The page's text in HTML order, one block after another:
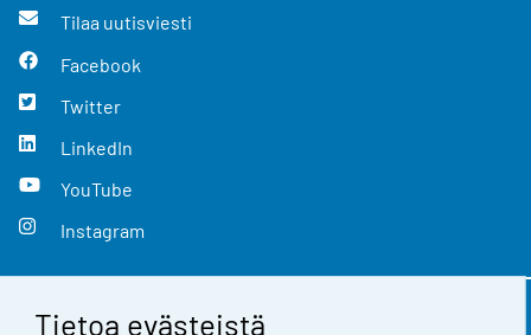
Tietoa evästeistä
Tilaa uutisviesti
Facebook
Twitter
LinkedIn
YouTube
Instagram